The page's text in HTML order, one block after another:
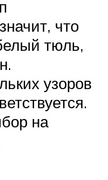
что
тюль,
узоров
на